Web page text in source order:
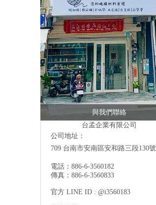
與我們聯絡
台孟企業有限公司
公司地址：
709 台南市安南區安和路三段130號
電話：886-6-3560182
傳真：886-6-3560833
官方 LINE ID : @i3560183